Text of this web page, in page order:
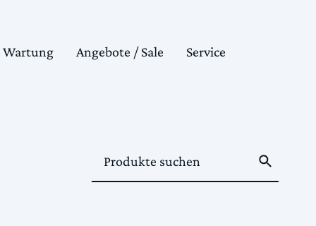
Wartung Angebote / Sale Service